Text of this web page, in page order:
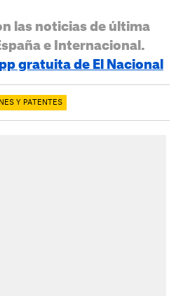
las noticias de última
e Internacional.
gratuita de El Nacional
Y PATENTES